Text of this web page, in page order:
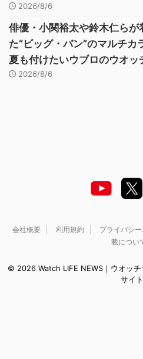
2026/8/6
俳優・小関裕太や鈴木仁らが
た“ビッグ・バン”のマルチカ
夏も付けたいウブロのウオッ
2026/8/6
会社概要 利用規約 プライバシ
載につい
© 2026 Watch LIFE NEWS｜ウオッチ
サイト